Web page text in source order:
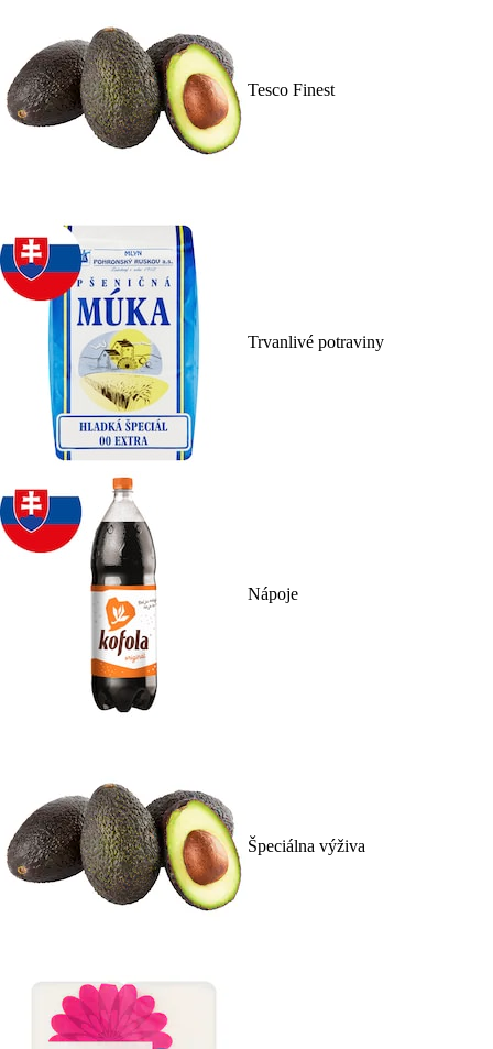
Tesco Finest
Trvanlivé potraviny
Nápoje
Špeciálna výživa